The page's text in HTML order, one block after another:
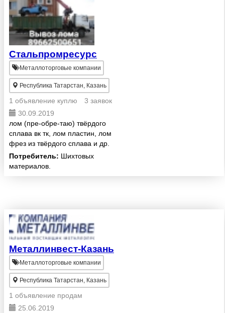
Стальпромресурс
Металлоторговые компании
Республика Татарстан, Казань
1 объявление куплю
3 заявок
30.09.2019
лом (пре-обре-таю) твёрдого
сплава вк тк, лом пластин, лом
фрез из твёрдого сплава и др.
Цена договорная в зависимости
от объёма. А так же другие.Лом
Потребитель: Шихтовых
материалов.
Металлинвест-Казань
Металлоторговые компании
Республика Татарстан, Казань
1 объявление продам
25.06.2019